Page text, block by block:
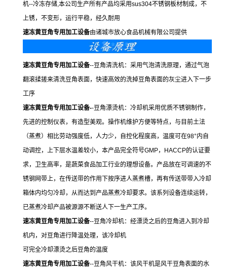
机--冷冻存储,本公司生产所有产品均采用sus304不锈钢板材制成，不
上锈，不变形，运行平稳，经久耐用
速冻黄豆角专用加工设备由诸城市放心食品机械有限公司提供
速冻黄豆角专用加工设备--豆角清洗机：采用气泡清洗原理，通过气泡
翻滚揉搓来清洗豆角表面，快速高效的洗掉豆角表面的灰尘进入下一步
工序
速冻黄豆角专用加工设备--豆角漂烫机：冷却机采用优质不锈钢制作，
先进的控制仪表，有造型美观。操作机维护方便等特点，与目前土法
（蒸煮）相比劳动强度低，人力少，自控化程度高，温度可在98°内自
动调控，上下层水温差较小，本产品完全符号GMP，HACCP的认证要
求，卫生高率，是蔬菜食品加工行业的理想设备。产品放在可调速的不
锈钢网带上，在传送带的作用下按序进人蒸煮槽，再有传送带带入冷却
箱体内均匀冷却，从而达到产品蒸煮冷却要求。该系列设备连续运转，
已蒸煮冷却产品被源源不断送人下一生产工序。
速冻黄豆角专用加工设备--豆角冷却机：经漂烫之后的豆角进入到冷却
机内，对豆角进行降温处理，该冷却机
可完全冷却漂烫之后豆角的温度
速冻黄豆角专用加工设备--豆角风干机：该风干机是风干豆角表面的水